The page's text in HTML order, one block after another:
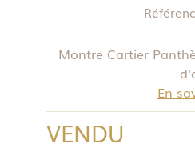
Montre Cartier
En
VENDU